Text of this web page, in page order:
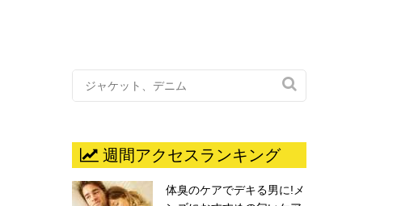

週間アクセスランキング
体臭のケアでデキる男に!メ